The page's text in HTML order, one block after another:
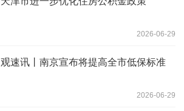
2026-06-29
观速讯丨南京宣布将提高全市低保标准
2026-06-29